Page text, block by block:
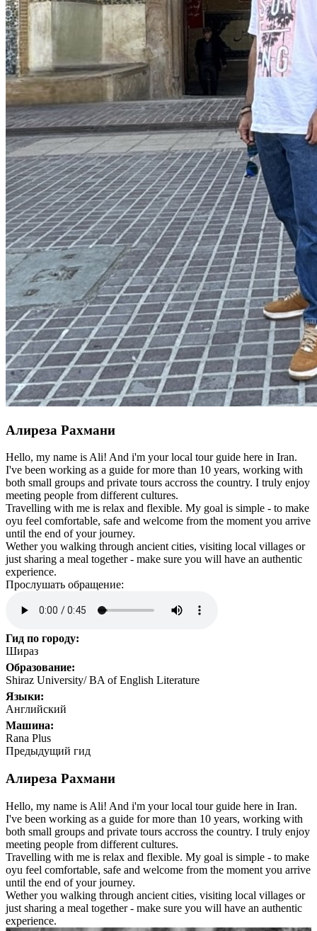
Алиреза Рахмани
Hello, my name is Ali! And i'm your local tour guide here in Iran.
I've been working as a guide for more than 10 years, working with
both small groups and private tours accross the country. I truly enjoy
meeting people from different cultures.
Travelling with me is relax and flexible. My goal is simple - to make
oyu feel comfortable, safe and welcome from the moment you arrive
until the end of your journey.
Wether you walking through ancient cities, visiting local villages or
just sharing a meal together - make sure you will have an authentic
experience.
Прослушать обращение:
Гид по городу:
Шираз
Образование:
Shiraz University/ BA of English Literature
Языки:
Английский
Машина:
Rana Plus
Предыдущий гид
Алиреза Рахмани
Hello, my name is Ali! And i'm your local tour guide here in Iran.
I've been working as a guide for more than 10 years, working with
both small groups and private tours accross the country. I truly enjoy
meeting people from different cultures.
Travelling with me is relax and flexible. My goal is simple - to make
oyu feel comfortable, safe and welcome from the moment you arrive
until the end of your journey.
Wether you walking through ancient cities, visiting local villages or
just sharing a meal together - make sure you will have an authentic
experience.